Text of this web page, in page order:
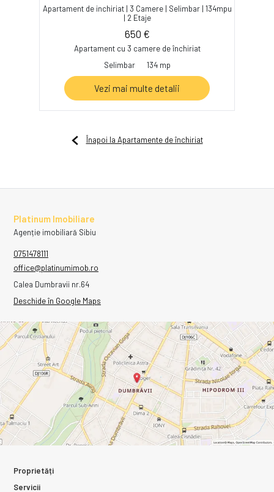
Apartament de inchiriat | 3 Camere | Selimbar | 134mpu
| 2 Etaje
650 €
Apartament cu 3 camere de închiriat
Selimbar
134 mp
Vezi mai multe detalii
Înapoi la Apartamente de închiriat
Platinum Imobiliare
Agenție imobiliară Sibiu
0751478111
office@platinumimob.ro
Calea Dumbravii nr.64
Deschide în Google Maps
Proprietăți
Servicii